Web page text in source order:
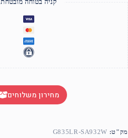
קניה בטוחה מובטחת
מחירון משלוחים
מק"ט: G835LR-SA932W